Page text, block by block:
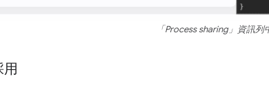
「Process sharing」資訊
用